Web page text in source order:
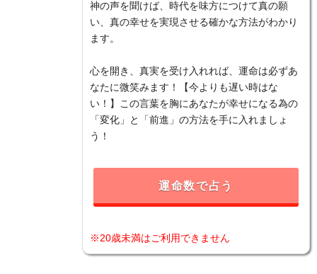
神の声を聞けば、時代を味方につけて真の願
い、真の幸せを実現させる確かな方法がわかり
ます。
心を開き、真実を受け入れれば、運命は必ずあ
なたに微笑みます！【今よりも遅い時はな
い！】この言葉を胸にあなたが幸せになる為の
「変化」と「前進」の方法を手に入れましょ
う！
運命数で占う
※20歳未満はご利用できません